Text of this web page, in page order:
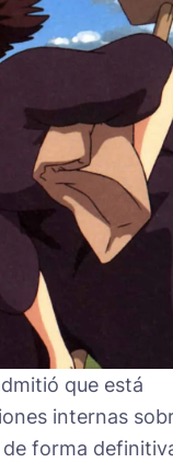
que está
internas
forma